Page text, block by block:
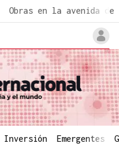
Obras en la avenida de
Inversión Emergentes